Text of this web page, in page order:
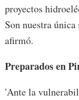
proyectos
Son nuestra
afirmó.
Preparados en
'Ante la